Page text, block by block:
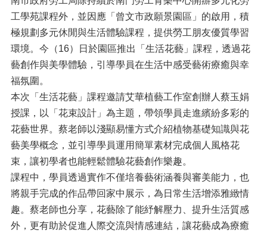
工學苑課程外，並因應「曾文市政願景園區」的啟用，積
極規劃多元休閒與生活體驗課程，提供勞工朋友優質學習
環境。今（16）日於園區推出「生活花藝」課程，透過花
藝創作與美學體驗，引導學員在生活中感受藝術療癒與幸
福氛圍。
本次「生活花藝」課程邀請艾華植藝工作室創辦人蔡玉娟
授課，以「花束設計」為主題，帶領學員走進繽紛多彩的
花藝世界。蔡老師以淺顯易懂方式介紹植物基礎知識與花
藝美學概念，並引導學員運用簡單素材完成個人風格花
束，讓初學者也能輕鬆體驗花藝創作樂趣。
課程中，學員透過實作不僅培養藝術涵養與審美能力，也
將親手完成的作品帶回家中展示，為日常生活增添雅緻情
趣。蔡老師也分享，花藝除了能紓解壓力、提升生活質感
外，更有助於促進人際交流與情感連結，讓花藝成為療癒